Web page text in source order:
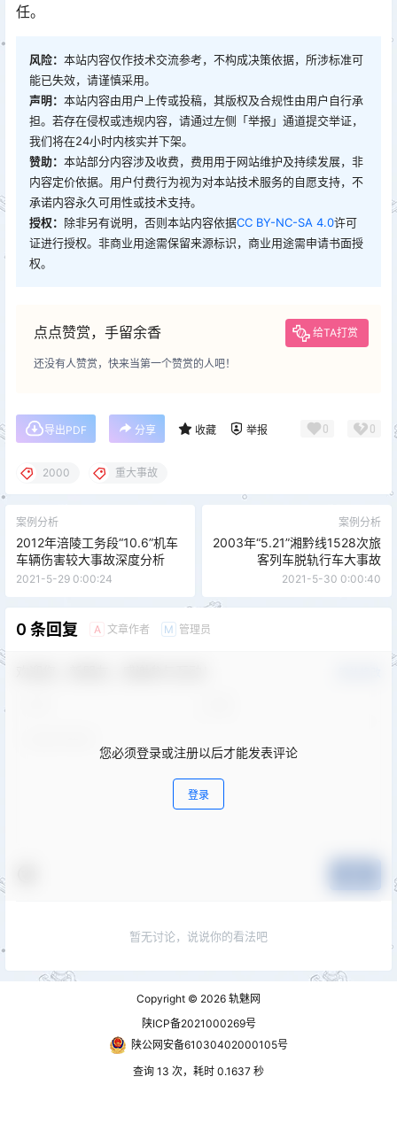
任。
风险： 本站内容仅作技术交流参考，不构成决策依据，所涉标准可
能已失效，请谨慎采用。
声明： 本站内容由用户上传或投稿，其版权及合规性由用户自行承
担。若存在侵权或违规内容，请通过左侧「举报」通道提交举证，
我们将在24小时内核实并下架。
赞助： 本站部分内容涉及收费，费用用于网站维护及持续发展，非
内容定价依据。用户付费行为视为对本站技术服务的自愿支持，不
承诺内容永久可用性或技术支持。
授权： 除非另有说明，否则本站内容依据CC BY-NC-SA 4.0许可
证进行授权。非商业用途需保留来源标识，商业用途需申请书面授
权。
点点赞赏，手留余香 给TA打赏
还没有人赞赏，快来当第一个赞赏的人吧！
导出PDF 分享 收藏 举报 0 0
2000 重大事故
案例分析
2012年涪陵工务段“10.6”机车
车辆伤害较大事故深度分析
2021-5-29 0:00:24
案例分析
2003年“5.21”湘黔线1528次旅
客列车脱轨行车大事故
2021-5-30 0:00:40
0 条回复 A 文章作者 M 管理员
您必须登录或注册以后才能发表评论
登录
暂无讨论，说说你的看法吧
Copyright © 2026 轨魅网
陕ICP备2021000269号
陕公网安备61030402000105号
查询 13 次，耗时 0.1637 秒